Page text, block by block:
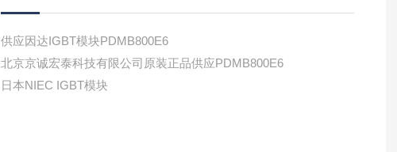
供应因达IGBT模块PDMB800E6
北京京诚宏泰科技有限公司原装正品供应PDMB800E6
日本NIEC IGBT模块